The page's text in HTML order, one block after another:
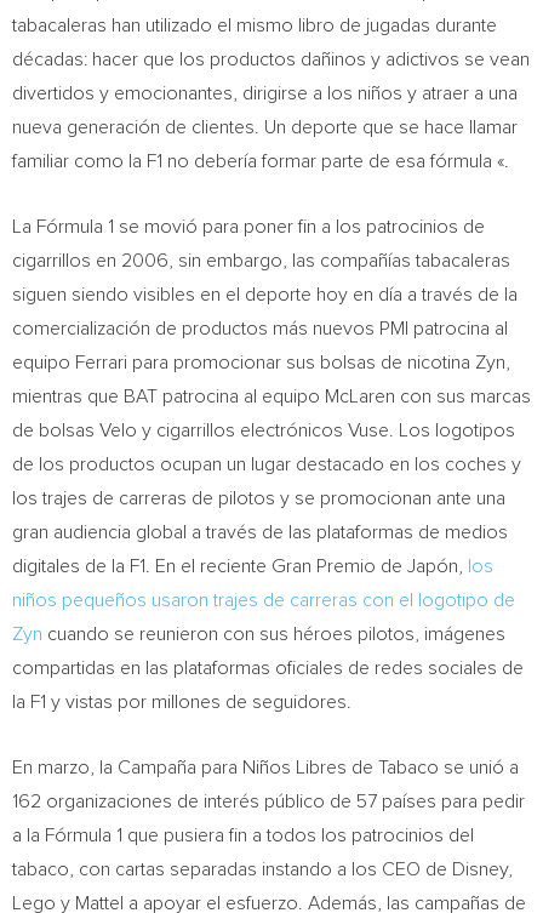
tabacaleras han utilizado el mismo libro de jugadas durante
décadas: hacer que los productos dañinos y adictivos se vean
divertidos y emocionantes, dirigirse a los niños y atraer a una
nueva generación de clientes. Un deporte que se hace llamar
familiar como la F1 no debería formar parte de esa fórmula «.
La Fórmula 1 se movió para poner fin a los patrocinios de
cigarrillos en 2006, sin embargo, las compañías tabacaleras
siguen siendo visibles en el deporte hoy en día a través de la
comercialización de productos más nuevos PMI patrocina al
equipo Ferrari para promocionar sus bolsas de nicotina Zyn,
mientras que BAT patrocina al equipo McLaren con sus marcas
de bolsas Velo y cigarrillos electrónicos Vuse. Los logotipos
de los productos ocupan un lugar destacado en los coches y
los trajes de carreras de pilotos y se promocionan ante una
gran audiencia global a través de las plataformas de medios
digitales de la F1. En el reciente Gran Premio de Japón,
los
niños pequeños usaron trajes de carreras con el logotipo de
Zyn cuando se reunieron con sus héroes pilotos, imágenes
compartidas en las plataformas oficiales de redes sociales de
la F1 y vistas por millones de seguidores.
En marzo, la Campaña para Niños Libres de Tabaco se unió a
162 organizaciones de interés público de 57 países para pedir
a la Fórmula 1 que pusiera fin a todos los patrocinios del
tabaco, con cartas separadas instando a los CEO de Disney,
Lego y Mattel a apoyar el esfuerzo. Además, las campañas de